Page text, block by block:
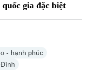
gia đặc biệt
- hạnh phúc